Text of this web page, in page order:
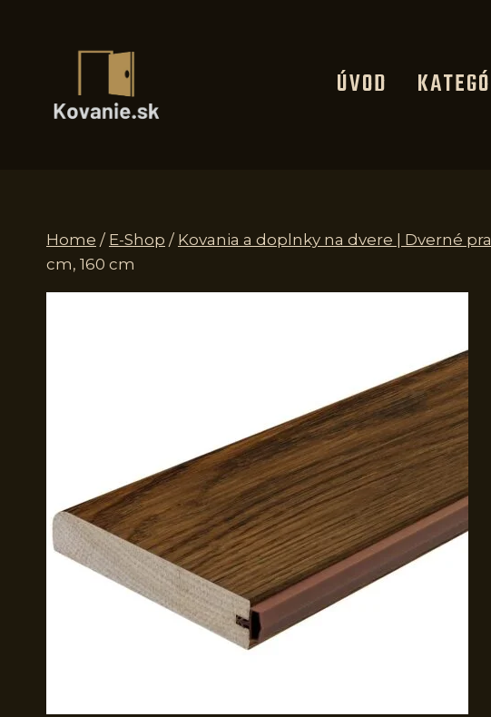
ÚVOD
Home / E-Shop / Kovania a doplnky na dvere | Dverné
cm, 160 cm